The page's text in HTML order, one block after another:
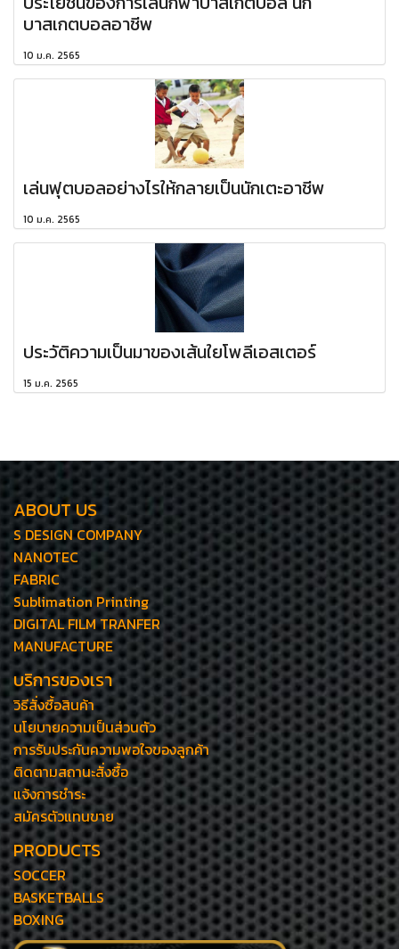
บาสเกตบอลอาชีพ
10 ม.ค. 2565
เล่นฟุตบอลอย่างไรให้กลายเป็นนักเตะอาชีพ
10 ม.ค. 2565
ประวัติความเป็นมาของเส้นใยโพลีเอสเตอร์
15 ม.ค. 2565
ABOUT US
S DESIGN COMPANY
NANOTEC
FABRIC
Sublimation Printing
DIGITAL FILM TRANFER
MANUFACTURE
บริการของเรา
วิธีสั่งซื้อสินค้า
นโยบายความเป็นส่วนตัว
การรับประกันความพอใจของลูกค้า
ติดตามสถานะสั่งซื้อ
แจ้งการชำระ
สมัครตัวแทนขาย
PRODUCTS
SOCCER
BASKETBALLS
BOXING